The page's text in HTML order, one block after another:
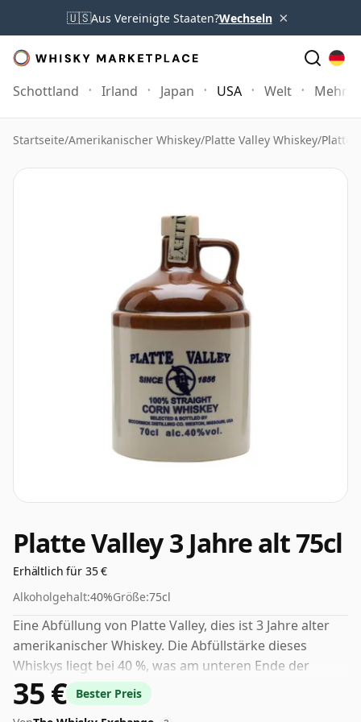
🇺🇸Aus Vereinigte Staaten?Wechseln ×
Schottland Irland Japan USA Welt Mehr
Startseite/Amerikanischer Whiskey/Platte Valley Whiskey/Platte
Platte Valley 3 Jahre alt 75cl
Erhältlich für 35 €
Alkoholgehalt:40%Größe:75cl
Eine Abfüllung von Platte Valley, dies ist 3 Jahre alter
amerikanischer Whiskey. Die Abfüllstärke dieses
Whiskys liegt bei 40 %, was am unteren Ende der
Whisky-Skala liegt. Obwohl heutzutage viele
Verbraucher darauf drängen, dass die Hersteller den
35 €
Bester Preis